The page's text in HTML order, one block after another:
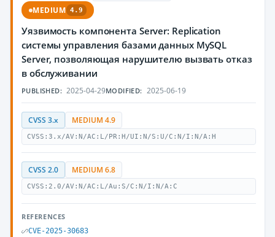
MEDIUM 4.9
Уязвимость компонента Server: Replication
системы управления базами данных MySQL
Server, позволяющая нарушителю вызвать отказ
в обслуживании
PUBLISHED: 2025-04-29MODIFIED: 2025-06-19
CVSS 3.x MEDIUM 4.9
CVSS:3.x/AV:N/AC:L/PR:H/UI:N/S:U/C:N/I:N/A:H
CVSS 2.0 MEDIUM 6.8
CVSS:2.0/AV:N/AC:L/Au:S/C:N/I:N/A:C
REFERENCES
CVE-2025-30683